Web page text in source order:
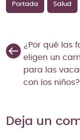
Portada Salud
¿Por qué las
eligen un
para las
con los niños?
Deja un